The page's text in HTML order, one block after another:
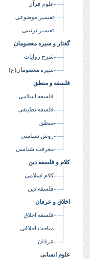
-علوم قرآن
-تفسیر موضوعی
-تفسیر ترتیبی
گفتار و سیره معصومان
-شرح روایات
-سیره معصومان(ع)
فلسفه و منطق
-فلسفه اسلامی
-فلسفه تطبیقی
-منطق
-روش شناسی
-معرفت شناسی
کلام و فلسفه دین
-کلام اسلامی
-فلسفه دین
اخلاق و عرفان
-فلسفه اخلاق
-مباحث اخلاقی
-عرفان
علوم انسانی